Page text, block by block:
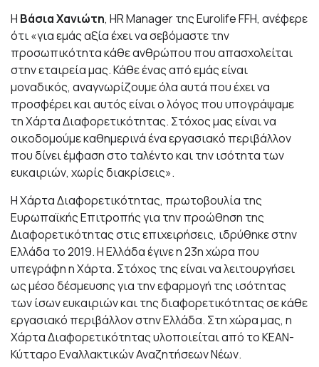
Η Βάσια Χανιώτη, HR Manager της Eurolife FFH, ανέφερε
ότι «για εμάς αξία έχει να σεβόμαστε την
προσωπικότητα κάθε ανθρώπου που απασχολείται
στην εταιρεία μας. Κάθε ένας από εμάς είναι
μοναδικός, αναγνωρίζουμε όλα αυτά που έχει να
προσφέρει και αυτός είναι ο λόγος που υπογράψαμε
τη Χάρτα Διαφορετικότητας. Στόχος μας είναι να
οικοδομούμε καθημερινά ένα εργασιακό περιβάλλον
που δίνει έμφαση στο ταλέντο και την ισότητα των
ευκαιριών, χωρίς διακρίσεις».
Η Χάρτα Διαφορετικότητας, πρωτοβουλία της
Ευρωπαϊκής Επιτροπής για την προώθηση της
Διαφορετικότητας στις επιχειρήσεις, ιδρύθηκε στην
Ελλάδα το 2019. Η Ελλάδα έγινε η 23η χώρα που
υπεγράφη η Χάρτα. Στόχος της είναι να λειτουργήσει
ως μέσο δέσμευσης για την εφαρμογή της ισότητας
των ίσων ευκαιριών και της διαφορετικότητας σε κάθε
εργασιακό περιβάλλον στην Ελλάδα. Στη χώρα μας, η
Χάρτα Διαφορετικότητας υλοποιείται από το ΚΕΑΝ-
Κύτταρο Εναλλακτικών Αναζητήσεων Νέων.